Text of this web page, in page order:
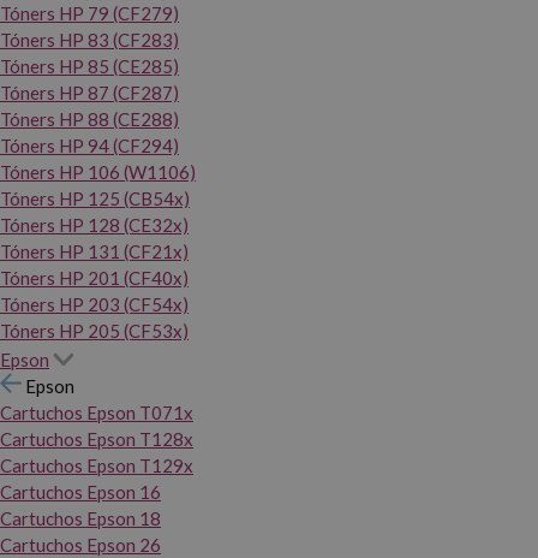
Tóners HP 79 (CF279)
Tóners HP 83 (CF283)
Tóners HP 85 (CE285)
Tóners HP 87 (CF287)
Tóners HP 88 (CE288)
Tóners HP 94 (CF294)
Tóners HP 106 (W1106)
Tóners HP 125 (CB54x)
Tóners HP 128 (CE32x)
Tóners HP 131 (CF21x)
Tóners HP 201 (CF40x)
Tóners HP 203 (CF54x)
Tóners HP 205 (CF53x)
Epson
Epson
Cartuchos Epson T071x
Cartuchos Epson T128x
Cartuchos Epson T129x
Cartuchos Epson 16
Cartuchos Epson 18
Cartuchos Epson 26